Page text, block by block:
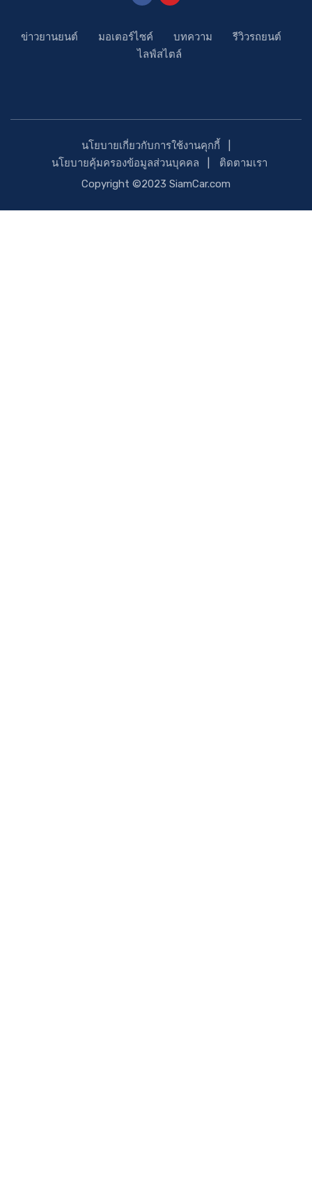
ข่าวยานยนต์ มอเตอร์ไซค์ บทความ
รีวิวรถยนต์
ไลฟ์สไตล์
นโยบายเกี่ยวกับการใช้งานคุกกี้
นโยบายคุ้มครองข้อมูลส่วนบุคคล
ติดตามเรา
Copyright ©2023 SiamCar.com